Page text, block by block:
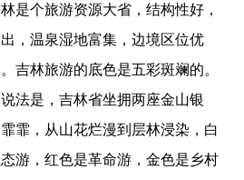
个旅游资源大省，结构性好，
，温泉湿地富集，边境区位优
吉林旅游的底色是五彩斑斓的。
法是，吉林省坐拥两座金山银
霏，从山花烂漫到层林浸染，白
游，红色是革命游，金色是乡村